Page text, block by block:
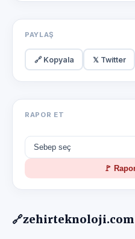
PAYLAŞ
🔗 Kopyala 𝕏 Twitter
RAPOR ET
🚩
🔗